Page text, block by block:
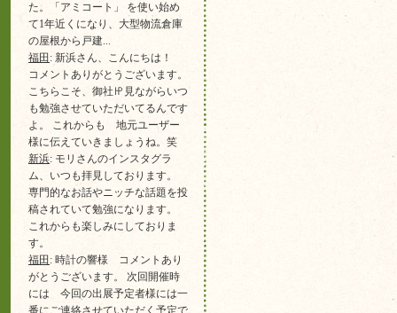
た。「アミコート」 を使い始め
て1年近くになり、大型物流倉庫
の屋根から戸建...
福田 : 新浜さん、こんにちは！
コメントありがとうございます。
こちらこそ、御社㏋見ながらいつ
も勉強させていただいてるんです
よ。 これからも 地元ユーザー
様に伝えていきましょうね。笑
新浜: モリさんのインスタグラ
ム、いつも拝見しております。
専門的なお話やニッチな話題を投
稿されていて勉強になります。
これからも楽しみにしておりま
す。
福田 : 時計の響様 コメントあり
がとうございます。 次回開催時
には 今回の出展予定者様には一
番にご連絡させていただく予定で